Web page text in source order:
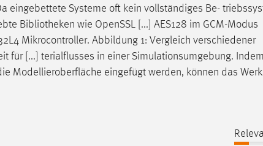
eingebettete Systeme oft kein vollständiges Be-
Bibliotheken wie OpenSSL [...] AES128 im GCM-Modus
Mikrocontroller. Abbildung 1: Vergleich verschiedener
für [...] terialflusses in einer Simulationsumgebung.
Modellieroberfläche eingefügt werden, können das